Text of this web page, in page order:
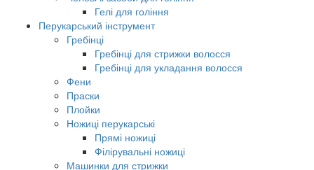
Гелі для гоління
Перукарський інструмент
Гребінці
Гребінці для стрижки волосся
Гребінці для укладання волосся
Фени
Праски
Плойки
Ножиці перукарські
Прямі ножиці
Філірувальні ножиці
Машинки для стрижки